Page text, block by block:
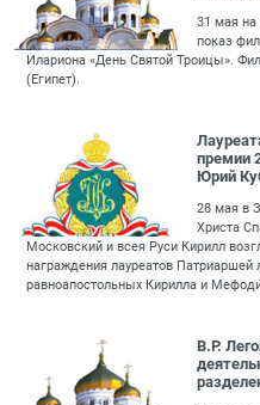
31 мая на
показ
Илариона «День Святой Троицы».
(Египет).
премии
Юрий
28 мая в
Христа
Московский и всея Руси Кирилл
награждения лауреатов Патриаршей
равноапостольных Кирилла и
В.Р.